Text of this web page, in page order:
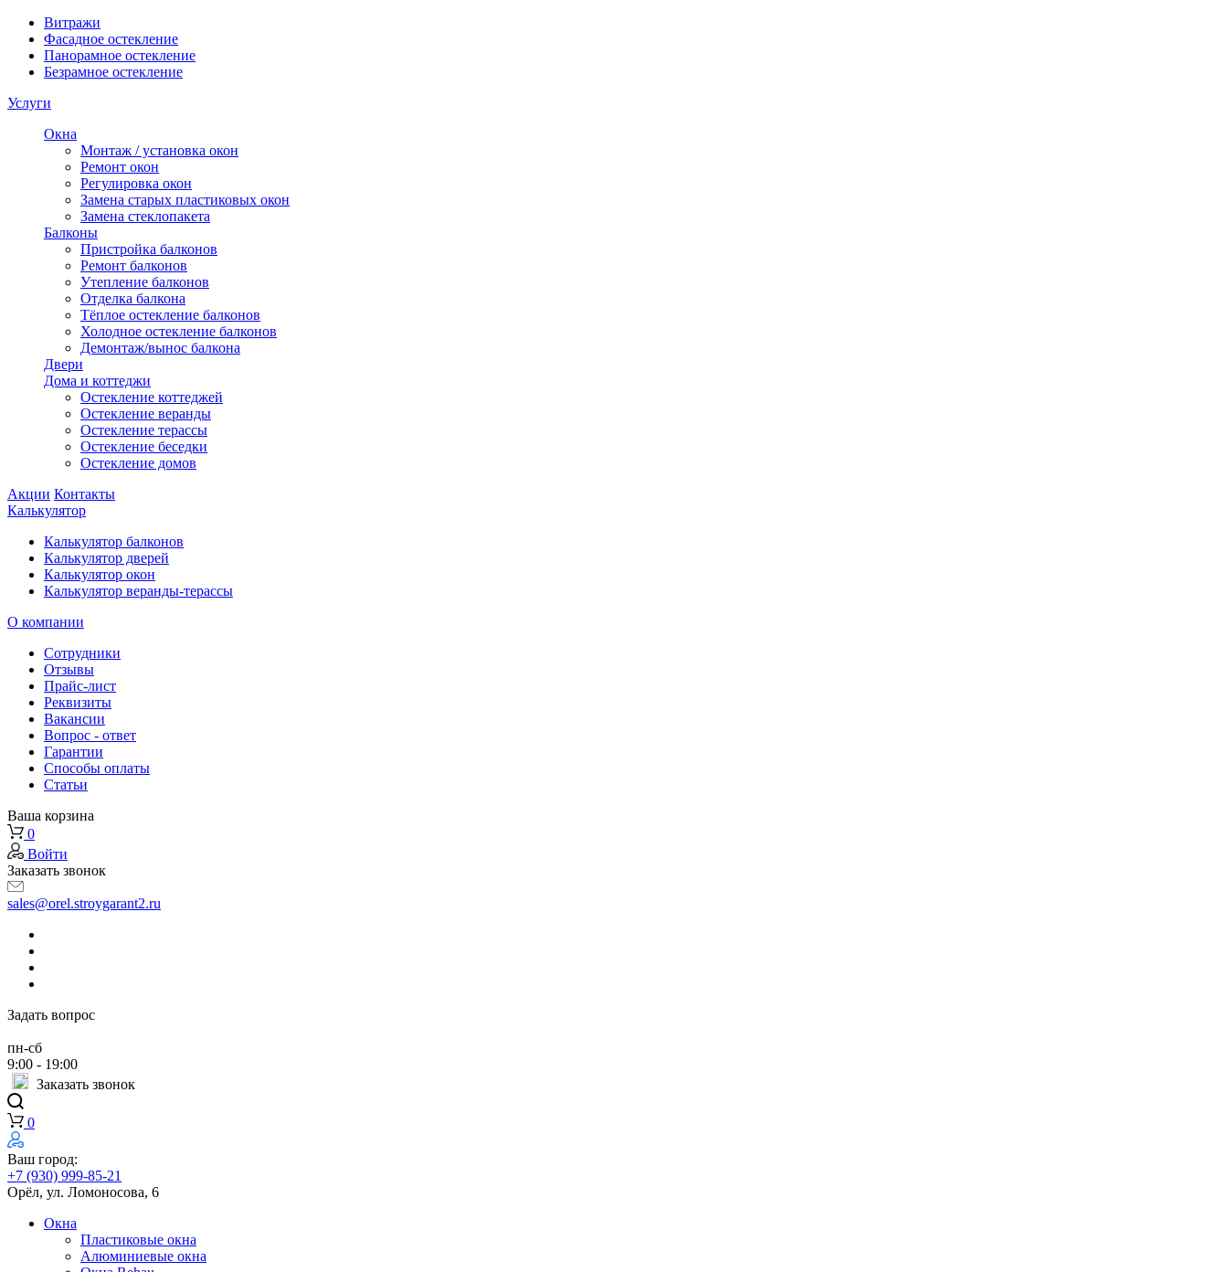
Витражи
Фасадное остекление
Панорамное остекление
Безрамное остекление
Услуги
Окна
Монтаж / установка окон
Ремонт окон
Регулировка окон
Замена старых пластиковых окон
Замена стеклопакета
Балконы
Пристройка балконов
Ремонт балконов
Утепление балконов
Отделка балкона
Тёплое остекление балконов
Холодное остекление балконов
Демонтаж/вынос балкона
Двери
Дома и коттеджи
Остекление коттеджей
Остекление веранды
Остекление терассы
Остекление беседки
Остекление домов
Акции Контакты
Калькулятор
Калькулятор балконов
Калькулятор дверей
Калькулятор окон
Калькулятор веранды-терассы
О компании
Сотрудники
Отзывы
Прайс-лист
Реквизиты
Вакансии
Вопрос - ответ
Гарантии
Способы оплаты
Статьи
Ваша корзина
0
Войти
Заказать звонок
sales@orel.stroygarant2.ru
Задать вопрос
пн-сб
9:00 - 19:00
Заказать звонок
0
Ваш город:
+7 (930) 999-85-21
Орёл, ул. Ломоносова, 6
Окна
Пластиковые окна
Алюминиевые окна